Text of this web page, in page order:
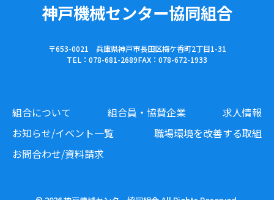
神戸機械センター協同組合
〒653-0021 兵庫県神戸市長田区梅ケ香町2丁目1-31
TEL：078-681-2689FAX：078-672-1933
組合について
組合員・協賛企業
お知らせ/イベント一覧
職場環境を改善する取組
求人情報
お問合わせ/資料請求